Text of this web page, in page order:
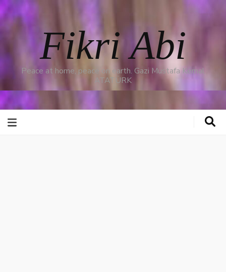
Fikri Abi
Peace at home, peace on earth. Gazi Mustafa Kemal
ATATÜRK